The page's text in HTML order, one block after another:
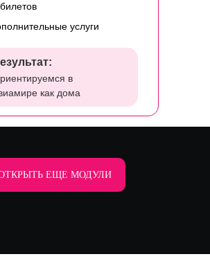
в
как дома
услуги
ЕЩЕ МОДУЛИ